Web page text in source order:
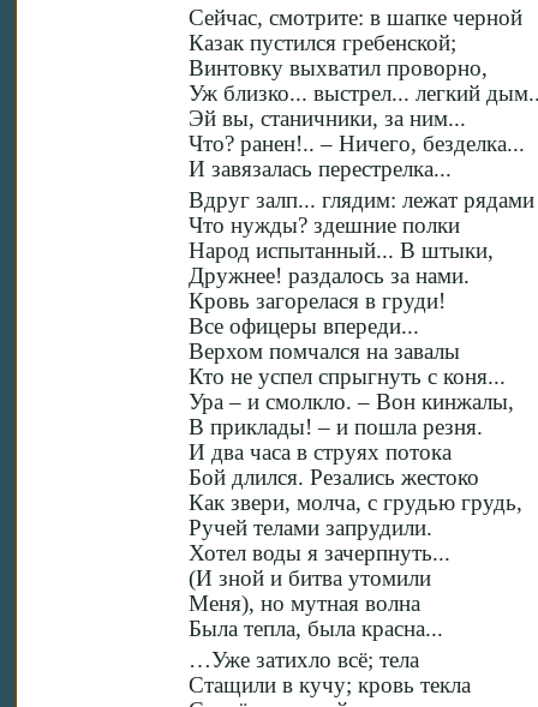
Сейчас, смотрите: в шапке черной
Казак пустился гребенской;
Винтовку выхватил проворно,
Уж близко... выстрел... легкий
Эй вы, станичники, за ним...
Что? ранен!.. – Ничего, безделка...
И завязалась перестрелка...
Вдруг залп... глядим: лежат
Что нужды? здешние полки
Народ испытанный... В штыки,
Дружнее! раздалось за нами.
Кровь загорелася в груди!
Все офицеры впереди...
Верхом помчался на завалы
Кто не успел спрыгнуть с коня...
Ура – и смолкло. – Вон кинжалы,
В приклады! – и пошла резня.
И два часа в струях потока
Бой длился. Резались жестоко
Как звери, молча, с грудью грудь,
Ручей телами запрудили.
Хотел воды я зачерпнуть...
(И зной и битва утомили
Меня), но мутная волна
Была тепла, была красна...
…Уже затихло всё; тела
Стащили в кучу; кровь текла